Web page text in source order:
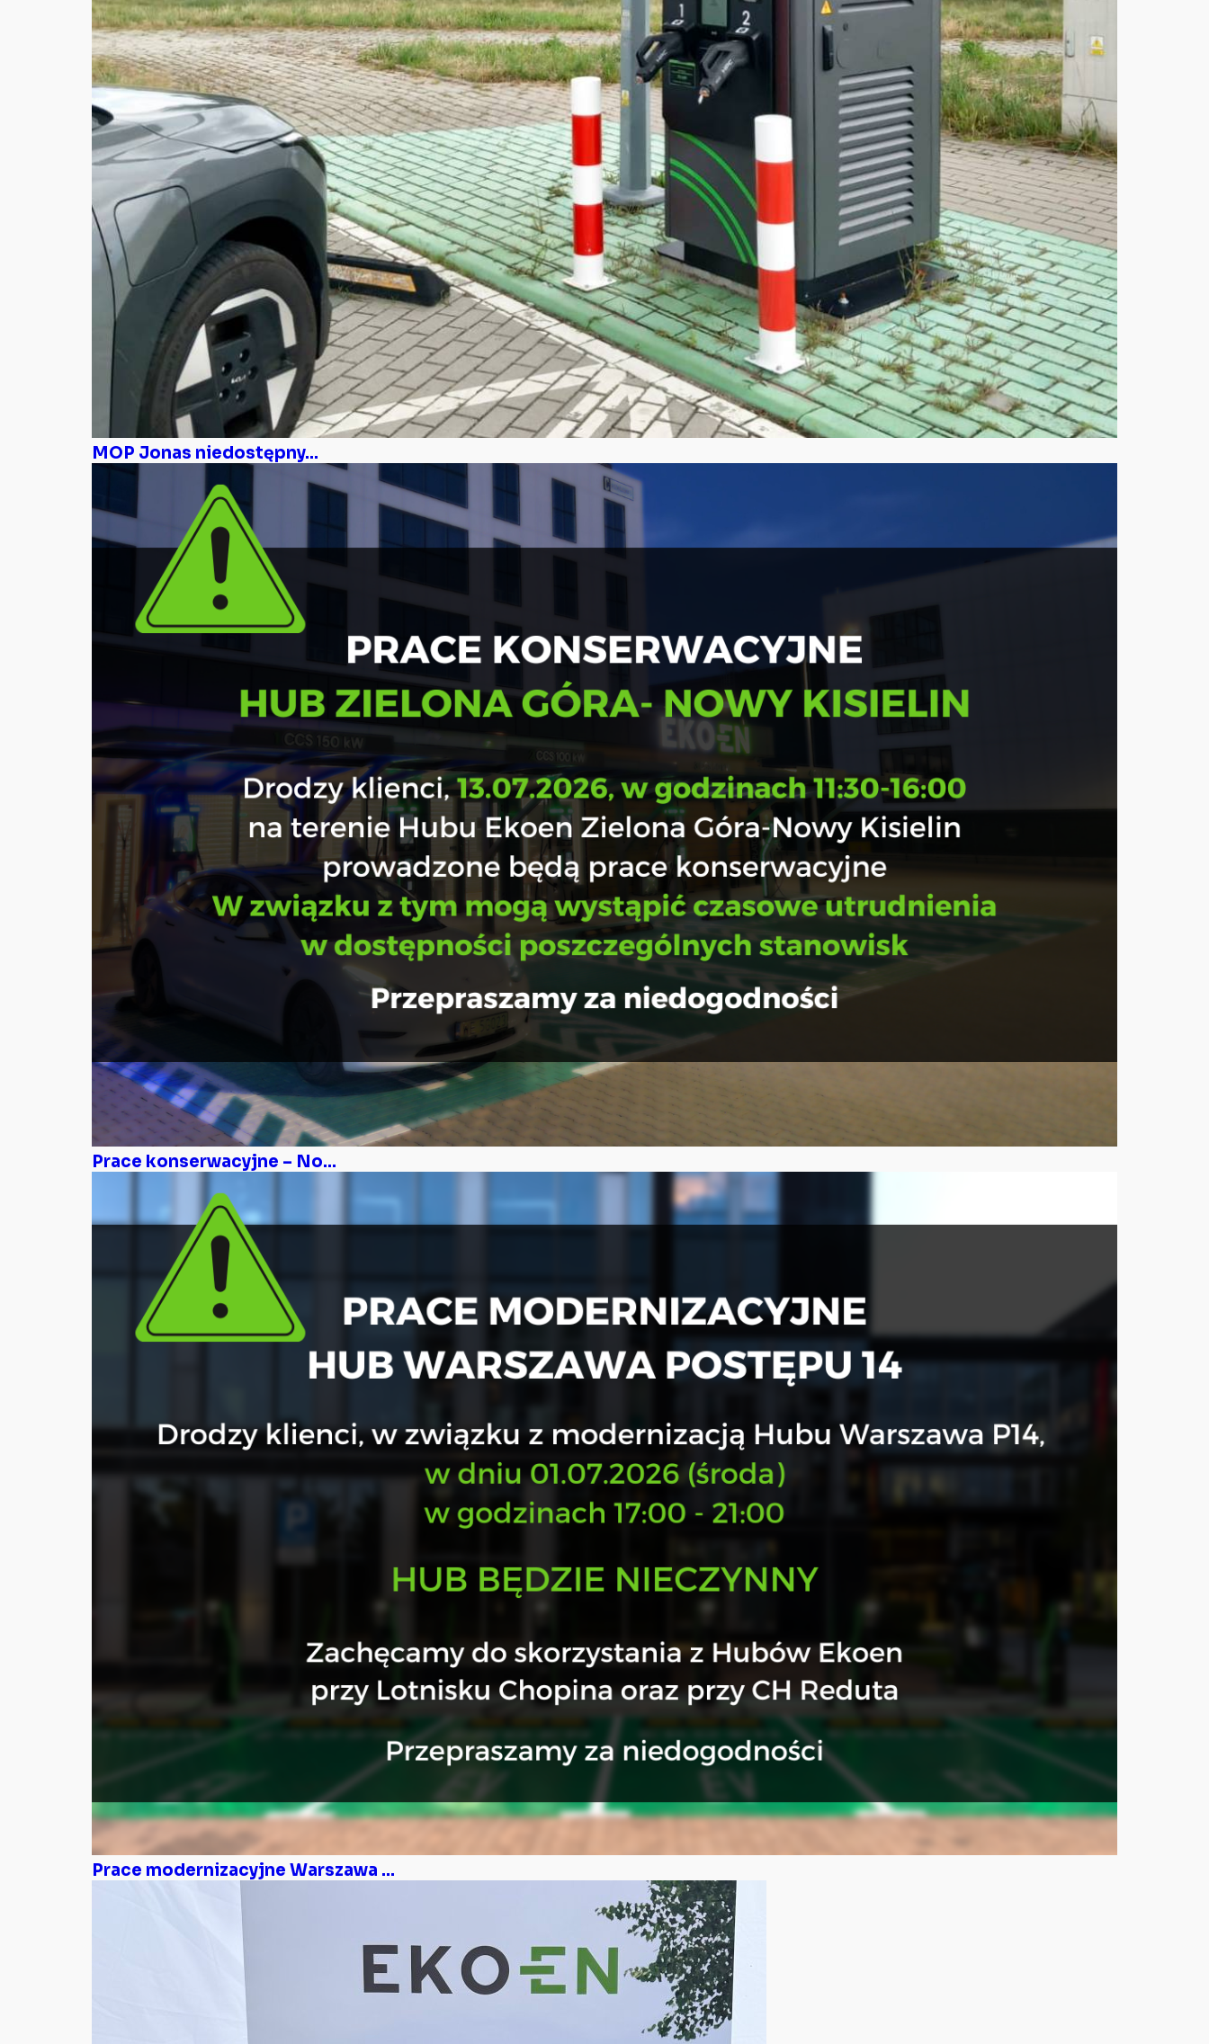
MOP Jonas niedostępny...
Prace konserwacyjne – No...
Prace modernizacyjne Warszawa ...